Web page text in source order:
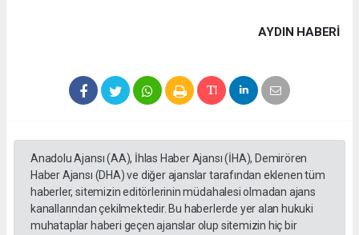
AYDIN HABERİ
Anadolu Ajansı (AA), İhlas Haber Ajansı (İHA), Demirören
Haber Ajansı (DHA) ve diğer ajanslar tarafından eklenen tüm
haberler, sitemizin editörlerinin müdahalesi olmadan ajans
kanallarından çekilmektedir. Bu haberlerde yer alan hukuki
muhataplar haberi geçen ajanslar olup sitemizin hiç bir